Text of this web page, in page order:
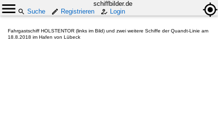
schiffbilder.de
Suche
Registrieren Login
Fahrgastschiff HOLSTENTOR (links im Bild) und zwei weitere Schiffe der Quandt-Linie am
18.8.2018 im Hafen von Lübeck